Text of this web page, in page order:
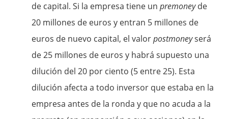
de capital. Si la empresa tiene unpremoneyde
20 millones de euros y entran 5 millones de
euros de nuevo capital, el valorpostmoneyserá
de 25 millones de euros y habrá supuesto una
dilución del 20 por ciento (5 entre 25). Esta
dilución afecta a todo inversor que estaba en la
empresa antes de la ronda y que no acuda a la